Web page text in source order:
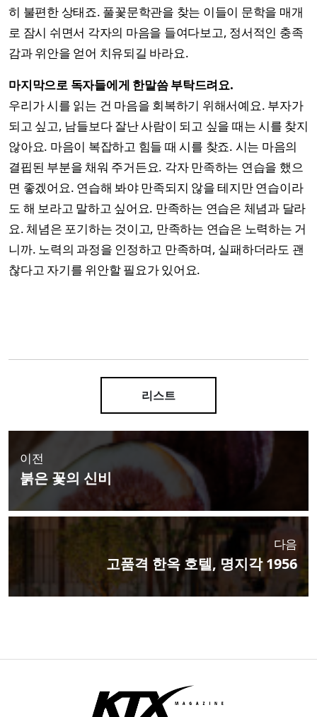
히 불편한 상태죠. 풀꽃문학관을 찾는 이들이 문학을 매개
로 잠시 쉬면서 각자의 마음을 들여다보고, 정서적인 충족
감과 위안을 얻어 치유되길 바라요.
마지막으로 독자들에게 한말씀 부탁드려요.
우리가 시를 읽는 건 마음을 회복하기 위해서예요. 부자가
되고 싶고, 남들보다 잘난 사람이 되고 싶을 때는 시를 찾지
않아요. 마음이 복잡하고 힘들 때 시를 찾죠. 시는 마음의
결핍된 부분을 채워 주거든요. 각자 만족하는 연습을 했으
면 좋겠어요. 연습해 봐야 만족되지 않을 테지만 연습이라
도 해 보라고 말하고 싶어요. 만족하는 연습은 체념과 달라
요. 체념은 포기하는 것이고, 만족하는 연습은 노력하는 거
니까. 노력의 과정을 인정하고 만족하며, 실패하더라도 괜
찮다고 자기를 위안할 필요가 있어요.
리스트
이전
붉은 꽃의 신비
다음
고품격 한옥 호텔, 명지각 1956